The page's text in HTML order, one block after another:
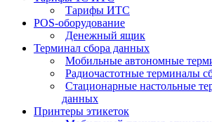
Тарифы ИТС
POS-оборудование
Денежный ящик
Терминал сбора данных
Мобильные автономные
Радиочастотные терминалы
Стационарные настольные
данных
Принтеры этикеток